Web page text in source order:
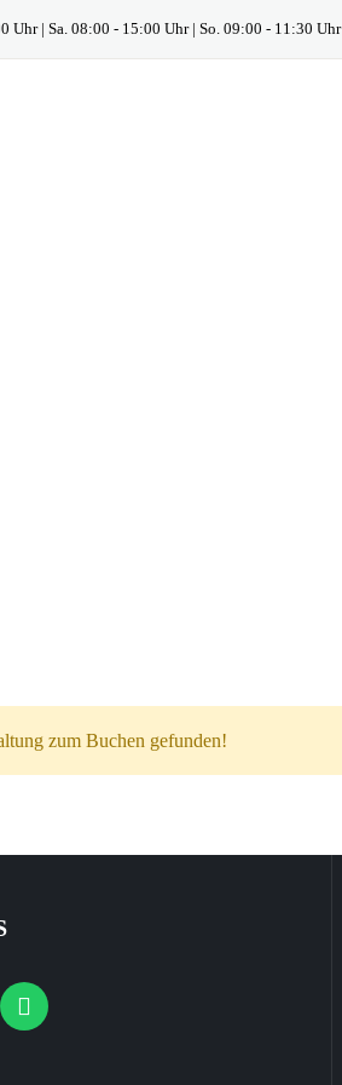
Uhr | Sa. 08:00 - 15:00 Uhr | So. 09:00 - 11:30 Uhr
zum Buchen gefunden!